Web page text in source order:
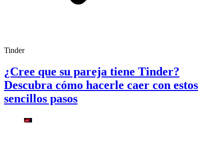
Tinder
¿Cree que su pareja tiene Tinder?
Descubra cómo hacerle caer con estos
sencillos pasos